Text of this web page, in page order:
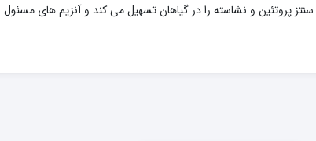
سنتز پروتئین و نشاسته را در گیاهان تسهیل می کند و آنزیم های